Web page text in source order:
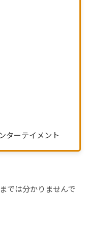
ターテイメント
では分かりませんで